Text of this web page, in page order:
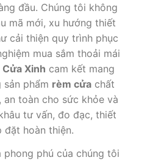
đầu. Chúng tôi không
mã mới, xu hướng thiết
cải thiện quy trình phục
mua sắm thoải mái
Cửa Xinh cam kết mang
sản phẩm rèm cửa chất
an toàn cho sức khỏe và
tư vấn, đo đạc, thiết
đặt hoàn thiện.
phong phú của chúng tôi